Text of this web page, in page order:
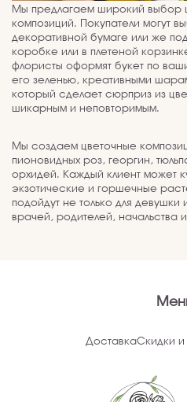
Мы предлагаем широкий выбор
композиций. Покупатели могут
декоративной бумаге или же
коробке или в плетеной
флористы оформят букет по
его зеленью, креативными
который сделает сюрприз из
шикарным и неповторимым.
Мы создаем цветочные
пионовидных роз, георгин,
орхидей. Каждый клиент может
экзотические и горшечные
подойдут не только для девушки
врачей, родителей, начальства
ДоставкаСкидки и